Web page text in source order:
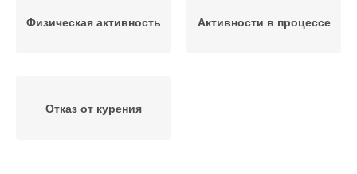
Физическая активность Активности в процессе
Отказ от курения